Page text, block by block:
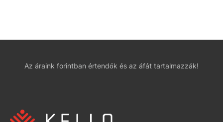
Az áraink forintban értendők és az áfát tartalmazzák!